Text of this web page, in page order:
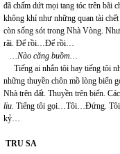
đã chấm dứt mọi tang tóc trên bãi
không khí như những quan tài
còn sống sót trong Nhà Vòng.
rãi. Để rồi…Để rồi…
…Nào căng buồm…
Tiếng ai nhắn tôi hay tiếng tôi
những thuyền chôn mồ lòng biển
Nhà trên đất. Thuyền trên biển.
liu. Tiếng tôi gọi…Tôi…Đứng. Tôi
kỷ…
TRU SA